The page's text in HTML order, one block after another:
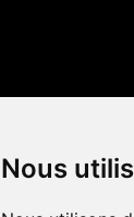
Nous